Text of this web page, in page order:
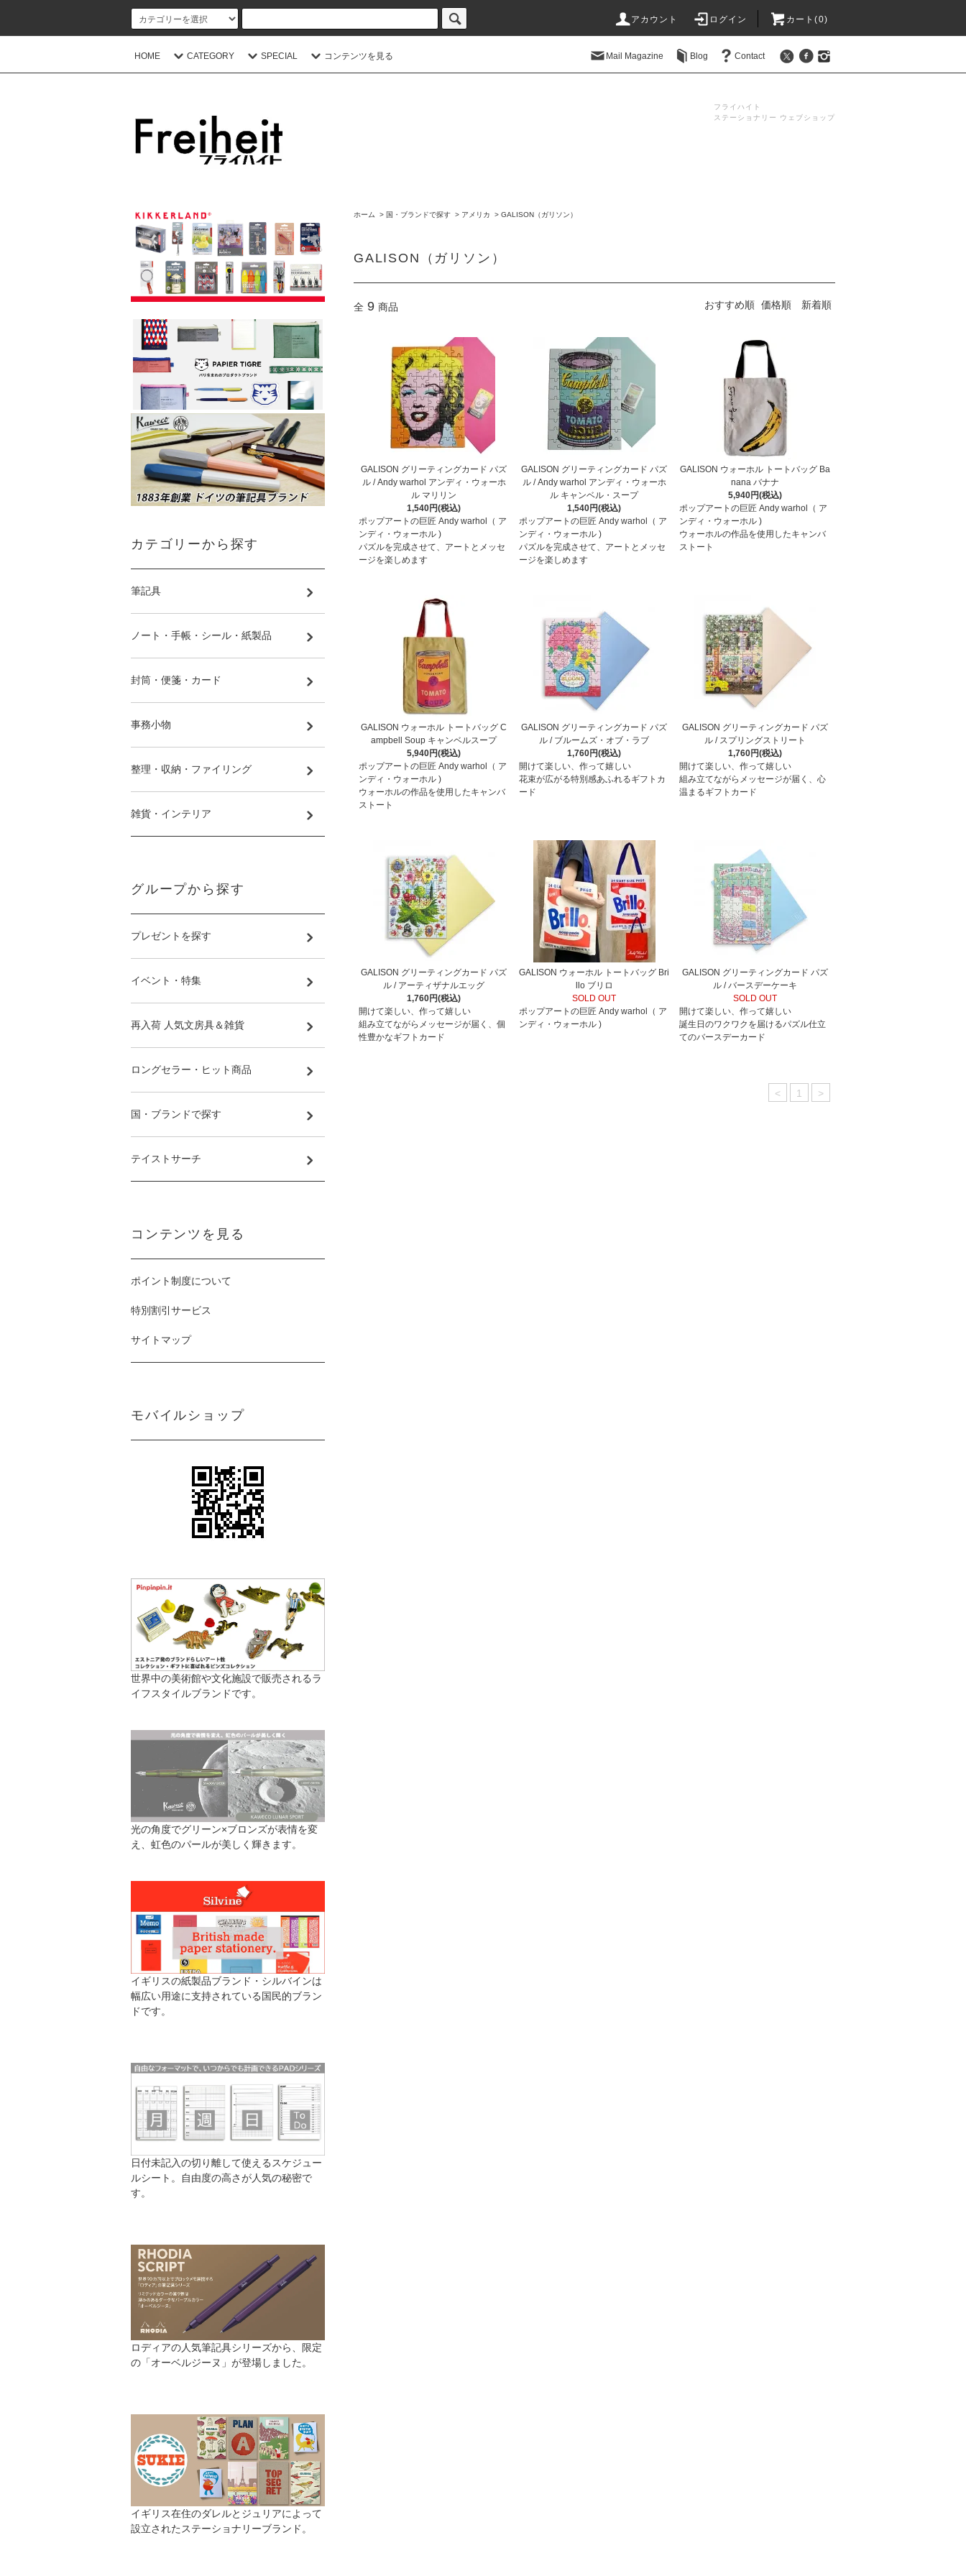
アカウント ログイン カート(0)
HOME CATEGORY SPECIAL コンテンツを見る Mail Magazine Blog Contact
フライハイト
ステーショナリー ウェブショップ
ホーム > 国・ブランドで探す > アメリカ > GALISON（ガリソン）
GALISON（ガリソン）
全 9 商品 おすすめ順 価格順 新着順
GALISON グリーティングカード パズ
ル / Andy warhol アンディ・ウォーホ
ル マリリン
1,540円(税込)
ポップアートの巨匠 Andy warhol（ ア
ンディ・ウォーホル )
パズルを完成させて、アートとメッセ
ージを楽しめます
GALISON グリーティングカード パズ
ル / Andy warhol アンディ・ウォーホ
ル キャンベル・スープ
1,540円(税込)
ポップアートの巨匠 Andy warhol（ ア
ンディ・ウォーホル )
パズルを完成させて、アートとメッセ
ージを楽しめます
GALISON ウォーホル トートバッグ Ba
nana バナナ
5,940円(税込)
ポップアートの巨匠 Andy warhol（ ア
ンディ・ウォーホル )
ウォーホルの作品を使用したキャンバ
ストート
GALISON ウォーホル トートバッグ C
ampbell Soup キャンベルスープ
5,940円(税込)
ポップアートの巨匠 Andy warhol（ ア
ンディ・ウォーホル )
ウォーホルの作品を使用したキャンバ
ストート
GALISON グリーティングカード パズ
ル / ブルームズ・オブ・ラブ
1,760円(税込)
開けて楽しい、作って嬉しい
花束が広がる特別感あふれるギフトカ
ード
GALISON グリーティングカード パズ
ル / スプリングストリート
1,760円(税込)
開けて楽しい、作って嬉しい
組み立てながらメッセージが届く、心
温まるギフトカード
GALISON グリーティングカード パズ
ル / アーティザナルエッグ
1,760円(税込)
開けて楽しい、作って嬉しい
組み立てながらメッセージが届く、個
性豊かなギフトカード
GALISON ウォーホル トートバッグ Bri
llo ブリロ
SOLD OUT
ポップアートの巨匠 Andy warhol（ ア
ンディ・ウォーホル )
GALISON グリーティングカード パズ
ル / バースデーケーキ
SOLD OUT
開けて楽しい、作って嬉しい
誕生日のワクワクを届けるパズル仕立
てのバースデーカード
< 1 >
カテゴリーから探す
筆記具
ノート・手帳・シール・紙製品
封筒・便箋・カード
事務小物
整理・収納・ファイリング
雑貨・インテリア
グループから探す
プレゼントを探す
イベント・特集
再入荷 人気文房具＆雑貨
ロングセラー・ヒット商品
国・ブランドで探す
テイストサーチ
コンテンツを見る
ポイント制度について
特別割引サービス
サイトマップ
モバイルショップ
世界中の美術館や文化施設で販売されるラ
イフスタイルブランドです。
光の角度でグリーン×ブロンズが表情を変
え、虹色のパールが美しく輝きます。
イギリスの紙製品ブランド・シルバインは
幅広い用途に支持されている国民的ブラン
ドです。
日付未記入の切り離して使えるスケジュー
ルシート。自由度の高さが人気の秘密で
す。
ロディアの人気筆記具シリーズから、限定
の「オーベルジーヌ」が登場しました。
イギリス在住のダレルとジュリアによって
設立されたステーショナリーブランド。